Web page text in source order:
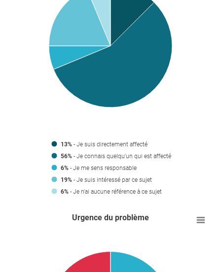
13% - Je suis directement affecté
56% - Je connais quelqu'un qui est affecté
6% - Je me sens responsable
19% - Je suis intéressé par ce sujet
6% - Je n'ai aucune référence à ce sujet
Urgence du problème